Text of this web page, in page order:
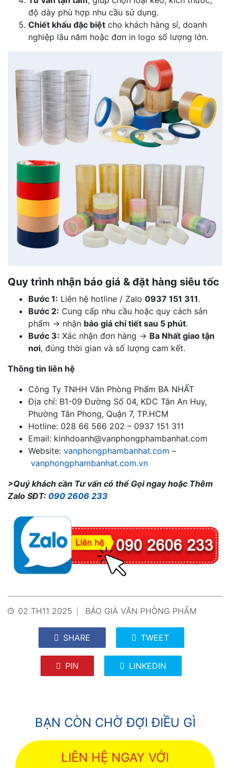
độ dày phù hợp nhu cầu sử dụng.
Chiết khấu đặc biệt cho khách hàng sỉ, doanh
nghiệp lâu năm hoặc đơn in logo số lượng lớn.
Quy trình nhận báo giá & đặt hàng siêu tốc
Bước 1: Liên hệ hotline / Zalo 0937 151 311.
Bước 2: Cung cấp nhu cầu hoặc quy cách sản
phẩm → nhận báo giá chi tiết sau 5 phút.
Bước 3: Xác nhận đơn hàng → Ba Nhất giao tận
nơi, đúng thời gian và số lượng cam kết.
Thông tin liên hệ
Công Ty TNHH Văn Phòng Phẩm BA NHẤT
Địa chỉ: B1-09 Đường Số 04, KDC Tân An Huy,
Phường Tân Phong, Quận 7, TP.HCM
Hotline: 028 66 566 202 – 0937 151 311
Email: kinhdoanh@vanphongphambanhat.com
Website: vanphongphambanhat.com –
vanphongphambanhat.com.vn
>Quý khách cần Tư vấn có thể Gọi ngay hoặc Thêm
Zalo SĐT: 090 2606 233
02 TH11 2025 BÁO GIÁ VĂN PHÒNG PHẨM
SHARE TWEET
PIN LINKEDIN
BẠN CÒN CHỜ ĐỢI ĐIỀU GÌ
LIÊN HỆ NGAY VỚI